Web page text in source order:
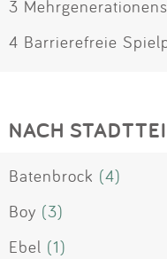
3
4 Barrierefreie
NACH
Batenbrock (4)
Boy (3)
Ebel (1)